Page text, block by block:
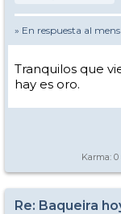
» En respuesta al
Tranquilos que
hay es oro.
Karma: 0
Re: Baqueira